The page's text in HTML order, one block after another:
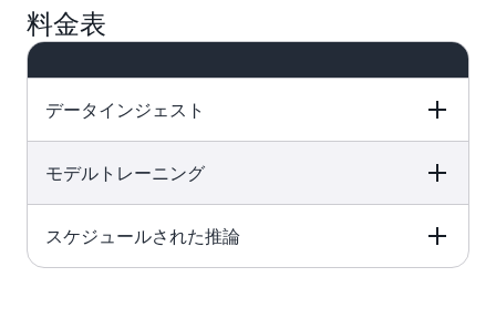
料金表
データインジェスト
Pricing
1 GB あたり 0.20 USD
モデルトレーニング
Pricing
スケジュールされた推論